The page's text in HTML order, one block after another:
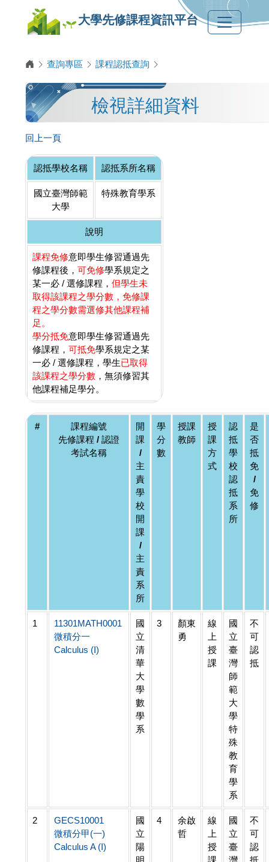
大學先修課程資訊平台
查詢專區 課程認抵查詢
檢視詳細資料
回上一頁
認抵學校名稱 認抵系所名稱
國立臺灣師範
大學
特殊教育學系
說明
課程免修意即學生修習通過先
修課程後， 可免修學系規定之
某一必 / 選修課程， 但學生未
取得該課程之學分數，免修課
程之學分數需選修其他課程補
足。
學分抵免意即學生修習通過先
修課程， 可抵免學系規定之某
一必 / 選修課程，學生已取得
該課程之學分數 ，無須修習其
他課程補足學分。
#
課程編號
先修課程 / 認證
考試名稱
開
課
/
主
責
學
校
開
課
/
主
責
系
所
學
分
數
授課
教師
授
課
方
式
認
抵
學
校
認
抵
系
所
是
否
抵
免
/
免
修
1
11301MATH0001
微積分一
Calculus (I)
國
立
清
華
大
學
數
學
系
3
顏東
勇
線
上
授
課
國
立
臺
灣
師
範
大
學
特
殊
教
育
學
系
不
可
認
抵
2
GECS10001
微積分甲(一)
Calculus A (I)
國
立
陽
明
4
余啟
哲
線
上
授
課
國
立
臺
灣
不
可
認
抵